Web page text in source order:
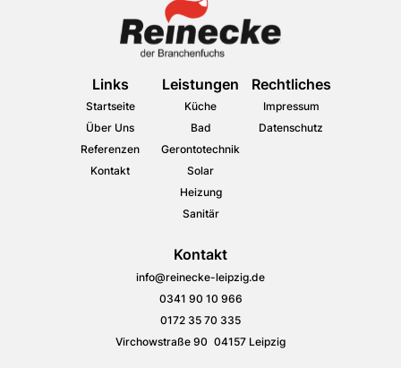
Links
Startseite
Über Uns
Referenzen
Kontakt
Leistungen
Küche
Bad
Gerontotechnik
Solar
Heizung
Sanitär
Rechtliches
Impressum
Datenschutz
Kontakt
info@reinecke-leipzig.de
0341 90 10 966
0172 35 70 335
Virchowstraße 90 04157 Leipzig